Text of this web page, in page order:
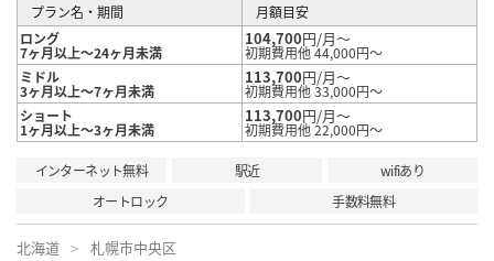
プラン名・期間
月額目安
ロング
7ヶ月以上～24ヶ月未満
104,700円/月～
初期費用他 44,000円～
ミドル
3ヶ月以上～7ヶ月未満
113,700円/月～
初期費用他 33,000円～
ショート
1ヶ月以上～3ヶ月未満
113,700円/月～
初期費用他 22,000円～
インターネット無料 駅近
wifiあり
オートロック
手数料無料
北海道 札幌市中央区